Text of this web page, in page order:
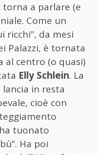
a parlare (e
Come un
ricchi”, da mesi
Palazzi, è tornata
al centro (o quasi)
Elly Schlein. La
in resta
cioè con
tuonato
Ha poi